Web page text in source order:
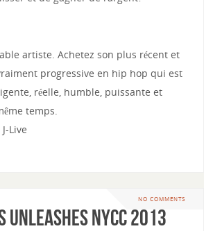
artiste. Achetez son plus récent et
progressive en hip hop qui est
réelle, humble, puissante et
temps.
Live
NO COMMENTS
Unleashes NYCC 2013